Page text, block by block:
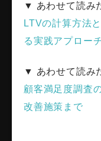
▼ あわせて読み
LTVの計算方法
る実践アプロー
▼ あわせて読み
顧客満足度調査
改善施策まで